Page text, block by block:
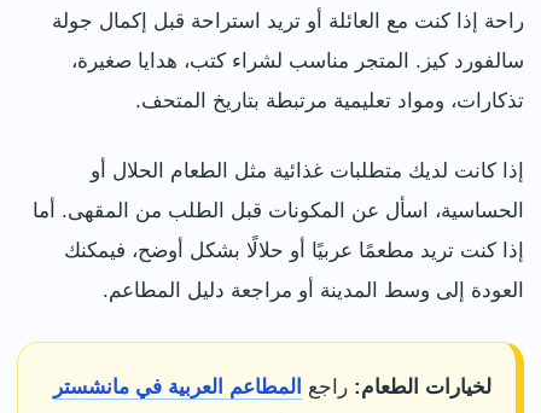
راحة إذا كنت مع العائلة أو تريد استراحة قبل إكمال جولة
سالفورد كيز. المتجر مناسب لشراء كتب، هدايا صغيرة،
تذكارات، ومواد تعليمية مرتبطة بتاريخ المتحف.
إذا كانت لديك متطلبات غذائية مثل الطعام الحلال أو
الحساسية، اسأل عن المكونات قبل الطلب من المقهى. أما
إذا كنت تريد مطعمًا عربيًا أو حلالًا بشكل أوضح، فيمكنك
العودة إلى وسط المدينة أو مراجعة دليل المطاعم.
لخيارات الطعام: راجع المطاعم العربية في مانشستر